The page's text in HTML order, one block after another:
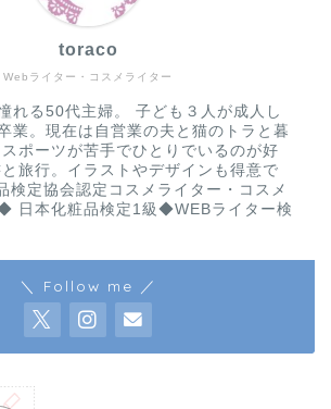
Webライター・コスメライター
toraco
れる50代主婦。 子ども３人が成人し
業。現在は自営業の夫と猫のトラと暮
ポーツが苦手でひとりでいるのが好
旅行。イラストやデザインも得意で
定協会認定コスメライター・コスメ
日本化粧品検定1級◆WEBライター検
＼ Follow me ／